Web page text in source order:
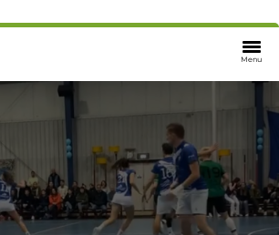
Menu